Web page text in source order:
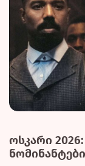
ოსკარი